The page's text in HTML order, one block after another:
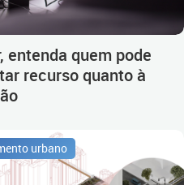
entenda quem pode
recurso quanto à
urbano